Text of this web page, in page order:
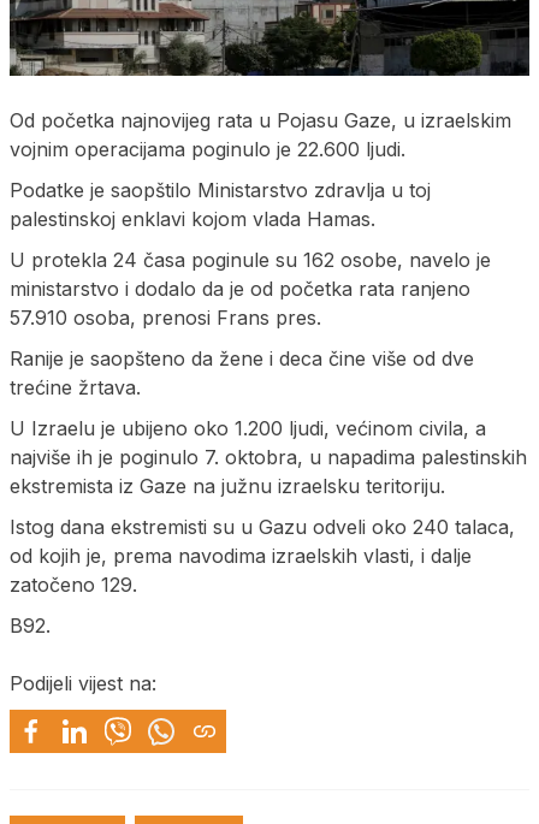
Od početka najnovijeg rata u Pojasu Gaze, u izraelskim
vojnim operacijama poginulo je 22.600 ljudi.
Podatke je saopštilo Ministarstvo zdravlja u toj
palestinskoj enklavi kojom vlada Hamas.
U protekla 24 časa poginule su 162 osobe, navelo je
ministarstvo i dodalo da je od početka rata ranjeno
57.910 osoba, prenosi Frans pres.
Ranije je saopšteno da žene i deca čine više od dve
trećine žrtava.
U Izraelu je ubijeno oko 1.200 ljudi, većinom civila, a
najviše ih je poginulo 7. oktobra, u napadima palestinskih
ekstremista iz Gaze na južnu izraelsku teritoriju.
Istog dana ekstremisti su u Gazu odveli oko 240 talaca,
od kojih je, prema navodima izraelskih vlasti, i dalje
zatočeno 129.
B92.
Podijeli vijest na: